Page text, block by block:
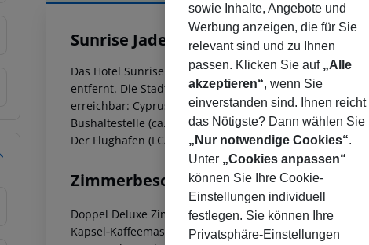
Hotelbeschreibung
Sunrise Jade Hotel
5
Das Hotel Sunrise Jade Hotel - Adults Only (Adults only)
entfernt. Die Stadt PROTARAS ist ca. 2 km entfernt
erreichbar: Cyprus (ca. 1 km) und Cyprus (ca. 7 km).
Bushaltestelle (ca. 500 m entfernt). Zur ärztlichen
Der Flughafen (LCA) ist ca. 67 km entfernt. Ein weiterer
Zimmerbeschreibung
Doppel Deluxe Zimmer (Balkon): Die hellen und
Kapsel‑Kaffeemaschine (kostenlos), Wasserkocher
sowie Inhalte, Angebote und
Werbung anzeigen, die für Sie
relevant sind und zu Ihnen
passen. Klicken Sie auf „Alle
akzeptieren“, wenn Sie
einverstanden sind. Ihnen reicht
das Nötigste? Dann wählen Sie
„Nur notwendige Cookies“.
Unter „Cookies anpassen“
können Sie Ihre Cookie-
Einstellungen individuell
festlegen. Sie können Ihre
Privatsphäre-Einstellungen